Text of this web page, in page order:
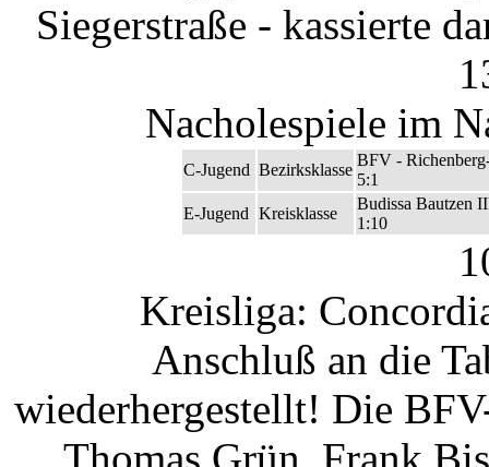
Siegerstraße - kassierte
Nacholespiele im
C-Jugend Bezirksklasse
BFV -
5:1
E-Jugend Kreisklasse
Budissa Bautzen
1:10
Kreisliga:
Anschluß an die
wiederhergestellt! Die